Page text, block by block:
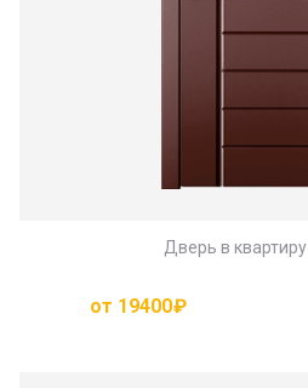
Дверь в квартиру
от 19400₽